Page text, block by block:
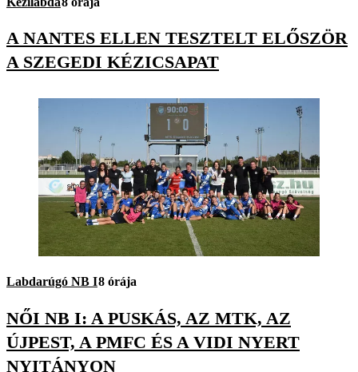
A NANTES ELLEN TESZTELT ELŐSZÖR
A SZEGEDI KÉZICSAPAT
Labdarúgó NB I8 órája
NŐI NB I: A PUSKÁS, AZ MTK, AZ
ÚJPEST, A PMFC ÉS A VIDI NYERT
NYITÁNYON